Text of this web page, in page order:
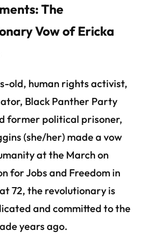
The
Vow of Ericka
old, human rights activist,
Black Panther Party
former political prisoner,
(she/her) made a vow
at the March on
for Jobs and Freedom in
72, the revolutionary is
and committed to the
years ago.